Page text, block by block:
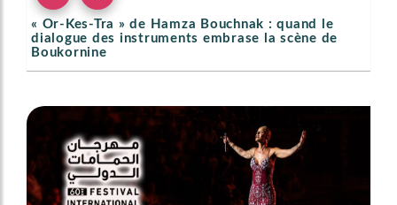
« Or-Kes-Tra » de Hamza Bouchnak : quand le
dialogue des instruments embrase la scène de
Boukornine